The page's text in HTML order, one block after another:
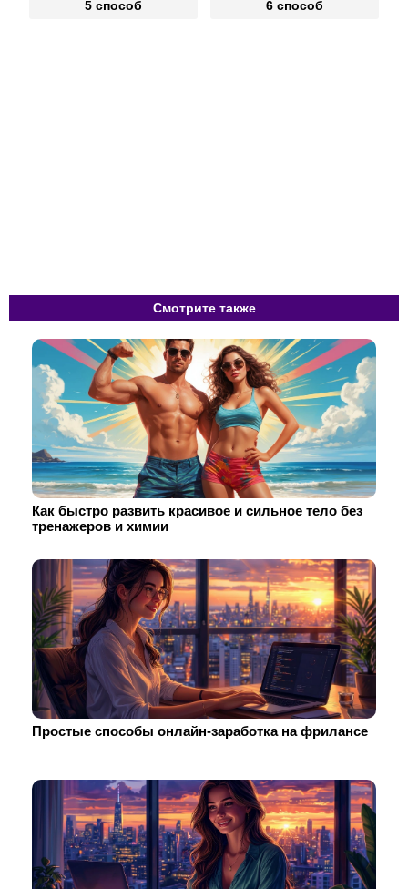
5 способ 6 способ
Смотрите также
Как быстро развить красивое и сильное тело без
тренажеров и химии
Простые способы онлайн-заработка на фрилансе